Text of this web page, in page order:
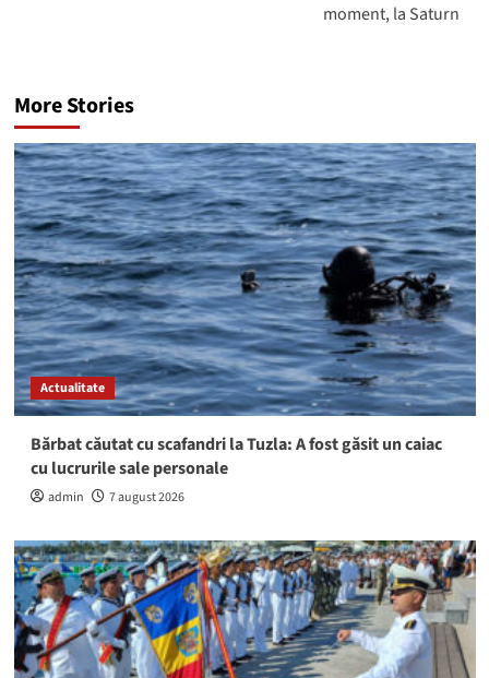
moment, la Saturn
More Stories
Actualitate
Bărbat căutat cu scafandri la Tuzla: A fost găsit un caiac
cu lucrurile sale personale
admin 7 august 2026